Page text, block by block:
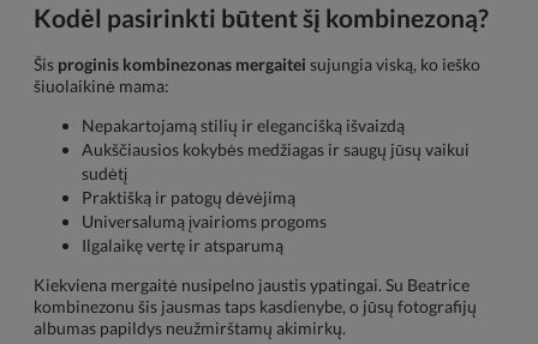
Kodėl pasirinkti būtent šį kombinezoną?
Šis proginis kombinezonas mergaitei sujungia viską, ko ieško
šiuolaikinė mama:
Nepakartojamą stilių ir elegancišką išvaizdą
Aukščiausios kokybės medžiagas ir saugų jūsų vaikui
sudėtį
Praktišką ir patogų dėvėjimą
Universalumą įvairioms progoms
Ilgalaikę vertę ir atsparumą
Kiekviena mergaitė nusipelno jaustis ypatingai. Su Beatrice
kombinezonu šis jausmas taps kasdienybe, o jūsų fotografijų
albumas papildys neužmirštamų akimirkų.